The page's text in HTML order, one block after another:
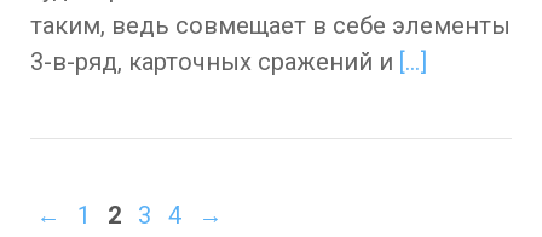
таким, ведь совмещает в себе элементы
3-в-ряд, карточных сражений и […]
← 1 2 3 4 →